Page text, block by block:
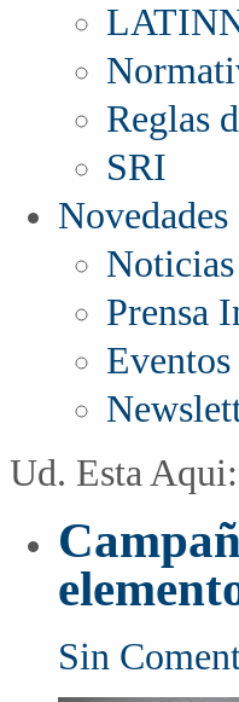
Reglas
SRI
Novedades
Noticias
Prensa
Eventos
Ud. Esta Aqui:
Sin